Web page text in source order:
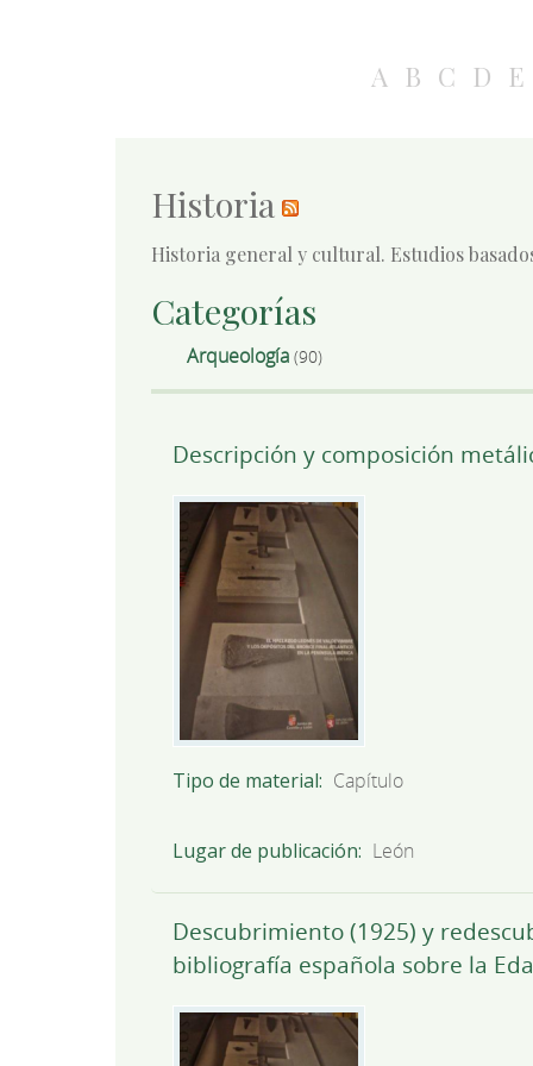
A B C D E
Historia
Historia general y cultural. Estudios
Categorías
Arqueología (90)
Descripción y composición
Tipo de material Capítulo
Lugar de publicación León
Descubrimiento (1925) y
bibliografía española sobre la